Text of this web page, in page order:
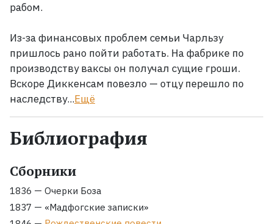
рабом.
Из-за финансовых проблем семьи Чарльзу
пришлось рано пойти работать. На фабрике по
производству ваксы он получал сущие гроши.
Вскоре Диккенсам повезло — отцу перешло по
наследству...Ещё
Библиография
Сборники
1836 — Очерки Боза
1837 — «Мадфогские записки»